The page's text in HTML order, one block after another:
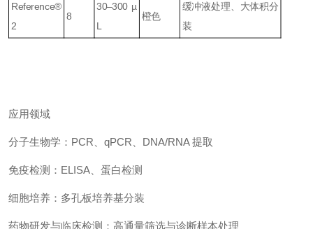
Reference®
2
8
30–300 µ
L
橙色
缓冲液处理、大体积分
装
应用领域
分子生物学：PCR、qPCR、DNA/RNA 提取
免疫检测：ELISA、蛋白检测
细胞培养：多孔板培养基分装
药物研发与临床检测：高通量筛选与诊断样本处理